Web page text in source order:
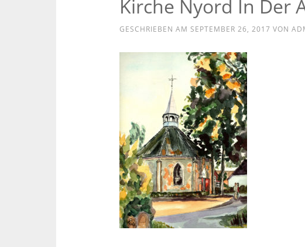
Kirche Nyord In Der
GESCHRIEBEN AM SEPTEMBER 26, 2017 VON